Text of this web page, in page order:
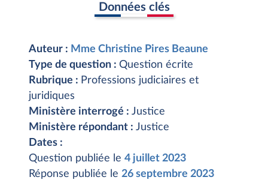
Données clés
Auteur : Mme Christine Pires Beaune
Type de question : Question écrite
Rubrique : Professions judiciaires et
juridiques
Ministère interrogé : Justice
Ministère répondant : Justice
Dates :
Question publiée le 4 juillet 2023
Réponse publiée le 26 septembre 2023